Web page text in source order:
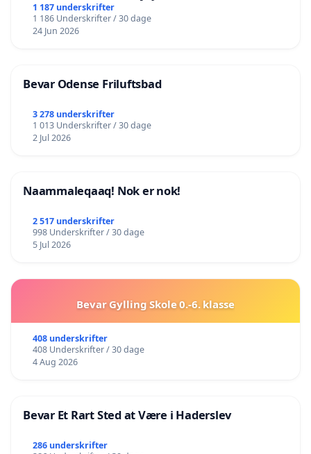
lokalområde i balance
1 187 underskrifter
1 186 Underskrifter / 30 dage
24 Jun 2026
Bevar Odense Friluftsbad
3 278 underskrifter
1 013 Underskrifter / 30 dage
2 Jul 2026
Naammaleqaaq! Nok er nok!
2 517 underskrifter
998 Underskrifter / 30 dage
5 Jul 2026
Bevar Gylling Skole 0.-6. klasse
408 underskrifter
408 Underskrifter / 30 dage
4 Aug 2026
Bevar Et Rart Sted at Være i Haderslev
286 underskrifter